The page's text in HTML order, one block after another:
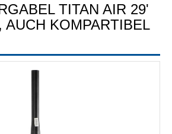
TITAN AIR 29'
AUCH KOMPARTIBEL